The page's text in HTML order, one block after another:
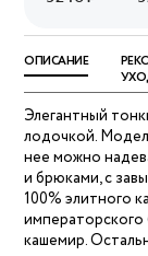
ОПИСАНИЕ
Элегантный
лодочкой.
нее можно
и брюками, с
100% элитного
кашемир.